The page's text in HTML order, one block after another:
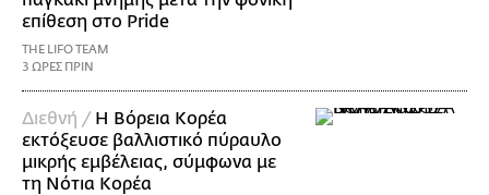
επίθεση στο Pride
THE LIFO TEAM
3 ΩΡΕΣ ΠΡΙΝ
Διεθνή / Η Βόρεια Κορέα
εκτόξευσε βαλλιστικό πύραυλο
μικρής εμβέλειας, σύμφωνα με
τη Νότια Κορέα